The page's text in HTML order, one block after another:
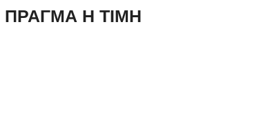
ΠΡΑΓΜΑ Η ΤΙΜΗ